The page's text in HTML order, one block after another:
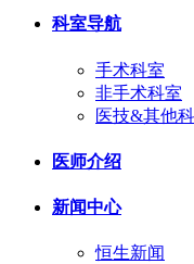
科室导航
手术科室
非手术科室
医技&其他
医师介绍
新闻中心
恒生新闻